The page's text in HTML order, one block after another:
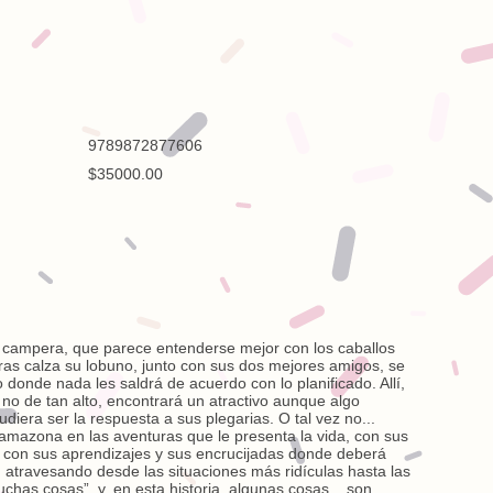
9789872877606
$35000.00
que parece entenderse mejor con los caballos
calza su lobuno, junto con sus dos mejores amigos, se
nada les saldrá de acuerdo con lo planificado. Allí,
de tan alto, encontrará un atractivo aunque algo
ser la respuesta a sus plegarias. O tal vez no...
en las aventuras que le presenta la vida, con sus
sus aprendizajes y sus encrucijadas donde deberá
desde las situaciones más ridículas hasta las
cosas”, y, en esta historia, algunas cosas... son